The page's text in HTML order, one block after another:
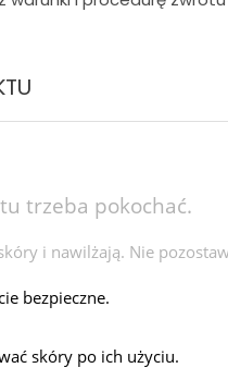
trzeba pokochać.
i nawilżają. Nie
bezpieczne.
skóry po ich użyciu.